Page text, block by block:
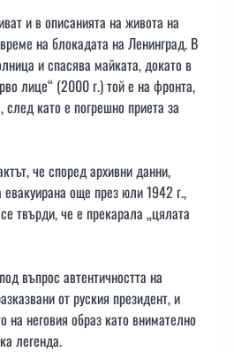
и в описанията на живота на
на блокадата на Ленинград. В
и спасява майката, докато в
лице“ (2000 г.) той е на фронта,
като е погрешно приета за
че според архивни данни,
още през юли 1942 г.,
твърди, че е прекарала „цялата
въпрос автентичността на
от руския президент, и
на неговия образ като внимателно
легенда.